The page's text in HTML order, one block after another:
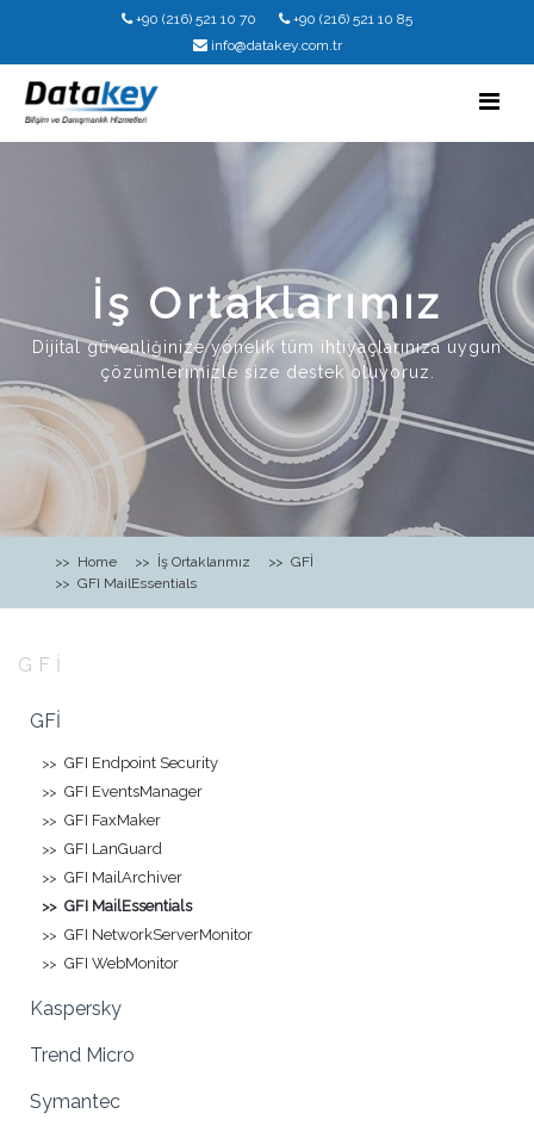
+90 (216) 521 10 70
+90 (216) 521 10 85
info@datakey.com.tr
İş Ortaklarımız
Dijital güvenliğinize yönelik tüm ihtiyaçlarınıza uygun
çözümlerimizle size destek oluyoruz.
Home İş Ortaklarımız
GFİ
GFI MailEssentials
GFİ
GFİ
GFI Endpoint Security
GFI EventsManager
GFI FaxMaker
GFI LanGuard
GFI MailArchiver
GFI MailEssentials
GFI NetworkServerMonitor
GFI WebMonitor
Kaspersky
Trend Micro
Symantec